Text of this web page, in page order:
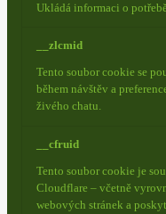
Ukládá informaci o
__zlcmid
Tento soubor cookie se
během návštěv a
živého chatu.
__cfruid
Tento soubor cookie je
Cloudflare – včetně
webových stránek a